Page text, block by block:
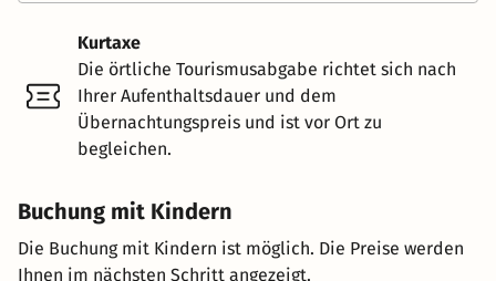
Kurtaxe
Die örtliche Tourismusabgabe richtet sich nach
Ihrer Aufenthaltsdauer und dem
Übernachtungspreis und ist vor Ort zu
begleichen.
Buchung mit Kindern
Die Buchung mit Kindern ist möglich. Die Preise werden
Ihnen im nächsten Schritt angezeigt.